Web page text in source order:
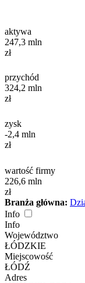
aktywa
247,3 mln
zł
przychód
324,2 mln
zł
zysk
-2,4 mln
zł
wartość firmy
226,6 mln
zł
Branża główna:
Info
Info
Województwo
ŁÓDZKIE
Miejscowość
ŁÓDŹ
Adres